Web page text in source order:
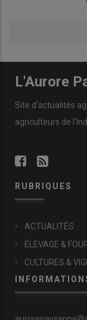
L'Aurore
Site d'actualités
agriculteurs de
RUBRIQUES
ACTUALITÉS
ÉLEVAGE &
CULTURES &